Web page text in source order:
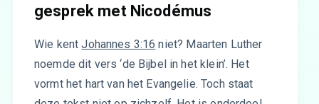
gesprek met Nicodémus
Wie kentJohannes 3:16 niet? Maarten Luther
noemde dit vers ‘de Bijbel in het klein’. Het
vormt het hart van het Evangelie. Toch staat